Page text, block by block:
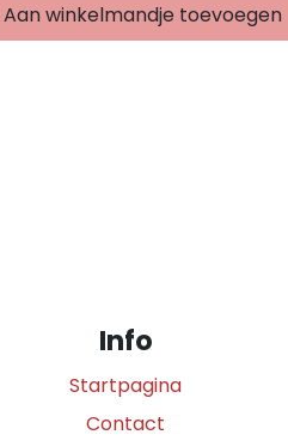
Aan winkelmandje toevoegen
Info
Startpagina
Contact